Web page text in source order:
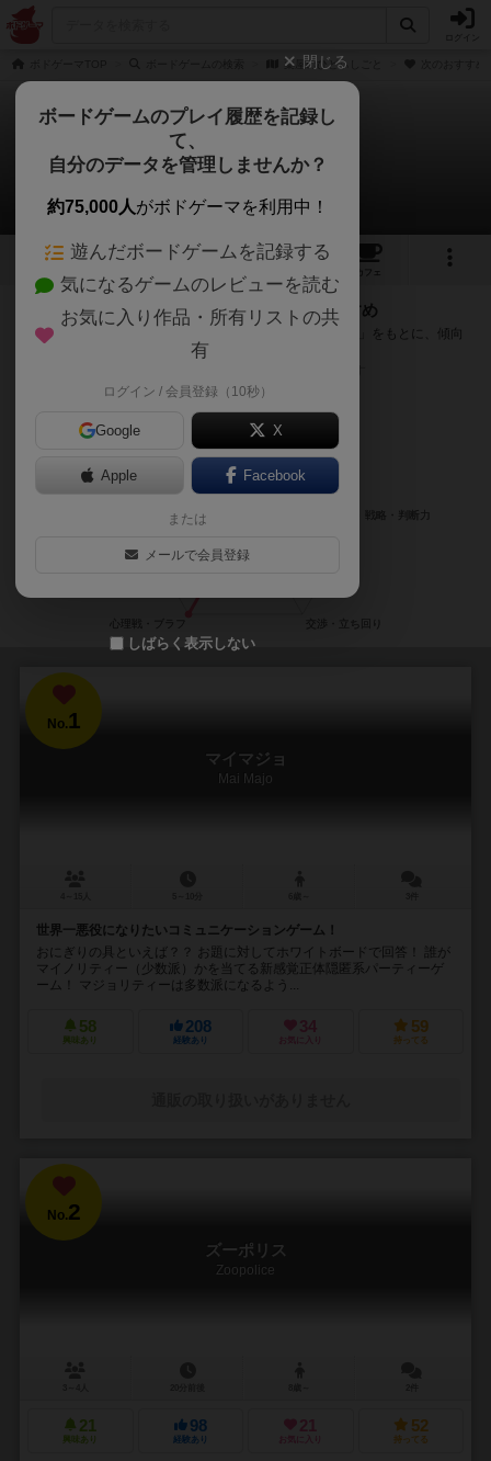
薬屋のひどぃしごと
薬屋のひどぃしごと
次のおすすめボードゲーム
2
カフェ
『薬屋のひどぃしごと』が好きな方へのおすすめ
このゲームのトップページで投票された「プレイ感の評価」をもとに、傾向
が近いボードゲームをランキング形式で紹介します。
No.1
マイマジョ
Mai Majo
世界一悪役になりたいコミュニケーションゲーム！
おにぎりの具といえば？？ お題に対してホワイトボードで回答！ 誰が
マイノリティー（少数派）かを当てる新感覚正体隠匿系パーティーゲ
ーム！ マジョリティーは多数派になるよう...
58
興味あり
208
経験あり
34
お気に入り
59
持ってる
No.2
ズーポリス
Zoopolice
21
興味あり
98
経験あり
21
お気に入り
52
持ってる
閉じる
ボードゲームのプレイ履歴を記録し
て、
自分のデータを管理しませんか？
約75,000人がボドゲーマを利用中！
遊んだボードゲームを記録する
気になるゲームのレビューを読む
お気に入り作品・所有リストの共
有
ログイン / 会員登録（10秒）
Google X
Apple Facebook
または
メールで会員登録
しばらく表示しない